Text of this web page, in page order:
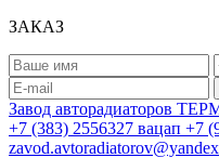
ЗАКАЗ
Завод авторадиаторов
+7 (383) 2556327 вацап +7